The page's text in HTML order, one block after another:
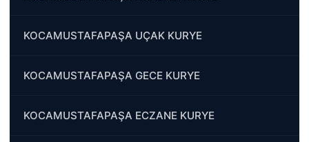
KOCAMUSTAFAPAŞA UÇAK KURYE
KOCAMUSTAFAPAŞA GECE KURYE
KOCAMUSTAFAPAŞA ECZANE KURYE